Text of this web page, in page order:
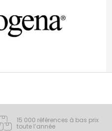
15 000 références à bas prix
toute l’année